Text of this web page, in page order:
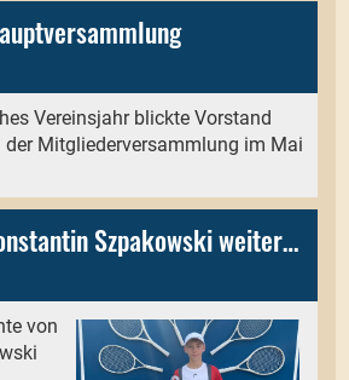
Vereinsjahr blickte Vorstand
der Mitgliederversammlung im Mai
Tennis-Talent Constantin Szpakowski weiterhin auf der Erfolgswelle
von